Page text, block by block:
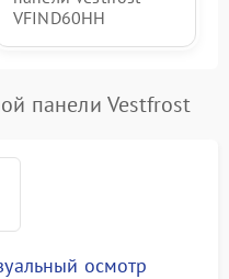
VFIND60HH
панели Vestfrost
осмотр